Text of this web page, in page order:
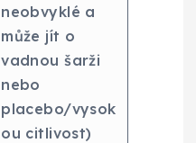
neobvyklé a
může jít o
vadnou šarži
nebo
placebo/vysok
ou citlivost)